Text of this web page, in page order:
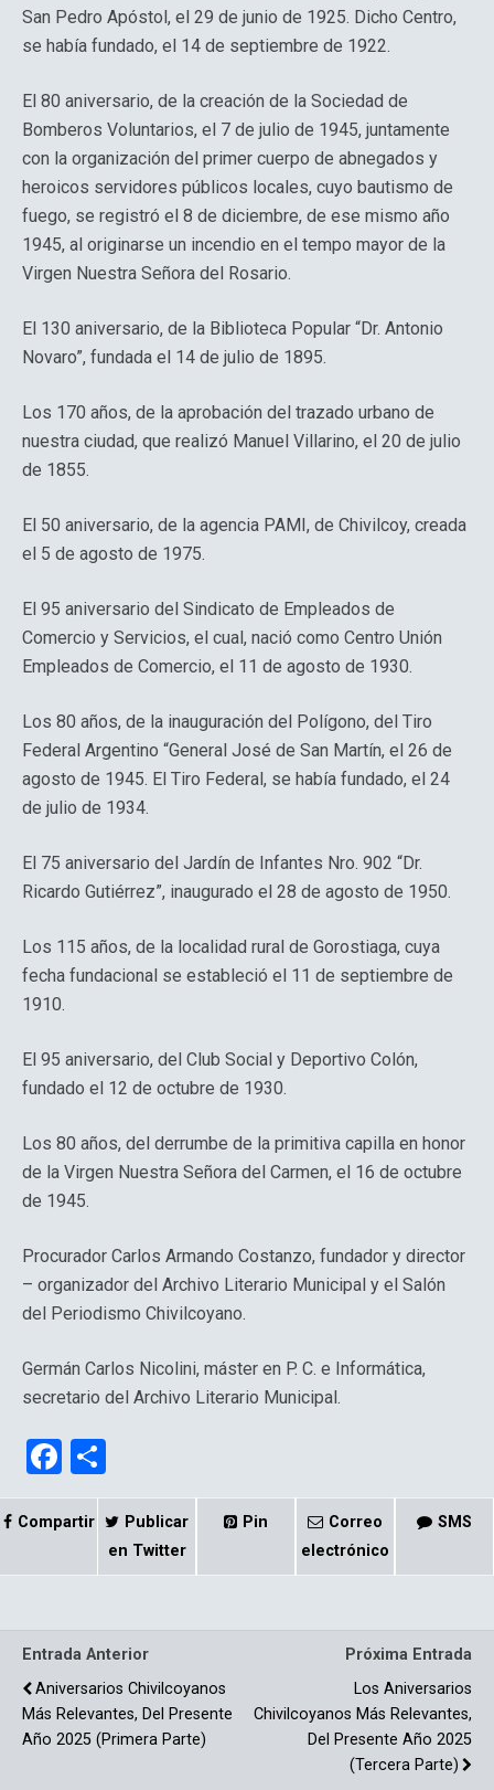
San Pedro Apóstol, el 29 de junio de 1925. Dicho Centro,
se había fundado, el 14 de septiembre de 1922.
El 80 aniversario, de la creación de la Sociedad de
Bomberos Voluntarios, el 7 de julio de 1945, juntamente
con la organización del primer cuerpo de abnegados y
heroicos servidores públicos locales, cuyo bautismo de
fuego, se registró el 8 de diciembre, de ese mismo año
1945, al originarse un incendio en el tempo mayor de la
Virgen Nuestra Señora del Rosario.
El 130 aniversario, de la Biblioteca Popular “Dr. Antonio
Novaro”, fundada el 14 de julio de 1895.
Los 170 años, de la aprobación del trazado urbano de
nuestra ciudad, que realizó Manuel Villarino, el 20 de julio
de 1855.
El 50 aniversario, de la agencia PAMI, de Chivilcoy, creada
el 5 de agosto de 1975.
El 95 aniversario del Sindicato de Empleados de
Comercio y Servicios, el cual, nació como Centro Unión
Empleados de Comercio, el 11 de agosto de 1930.
Los 80 años, de la inauguración del Polígono, del Tiro
Federal Argentino “General José de San Martín, el 26 de
agosto de 1945. El Tiro Federal, se había fundado, el 24
de julio de 1934.
El 75 aniversario del Jardín de Infantes Nro. 902 “Dr.
Ricardo Gutiérrez”, inaugurado el 28 de agosto de 1950.
Los 115 años, de la localidad rural de Gorostiaga, cuya
fecha fundacional se estableció el 11 de septiembre de
1910.
El 95 aniversario, del Club Social y Deportivo Colón,
fundado el 12 de octubre de 1930.
Los 80 años, del derrumbe de la primitiva capilla en honor
de la Virgen Nuestra Señora del Carmen, el 16 de octubre
de 1945.
Procurador Carlos Armando Costanzo, fundador y director
– organizador del Archivo Literario Municipal y el Salón
del Periodismo Chivilcoyano.
Germán Carlos Nicolini, máster en P. C. e Informática,
secretario del Archivo Literario Municipal.
F
a
ce
k
o
m
p
Compartir
Publicar
en Twitter
Pin
Correo
electrónico
SMS
Entrada Anterior
Aniversarios Chivilcoyanos
Más Relevantes, Del Presente
Año 2025 (Primera Parte)
Próxima Entrada
Los Aniversarios
Chivilcoyanos Más Relevantes,
Del Presente Año 2025
(Tercera Parte)